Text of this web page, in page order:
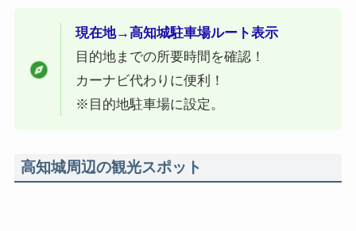
現在地→高知城駐車場ルート表示
目的地までの所要時間を確認！
カーナビ代わりに便利！
※目的地駐車場に設定。
高知城周辺の観光スポット